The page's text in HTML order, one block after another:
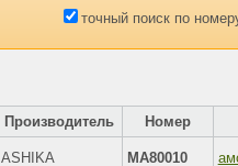
точный поиск по
Производитель Номер
ASHIKA MA80010